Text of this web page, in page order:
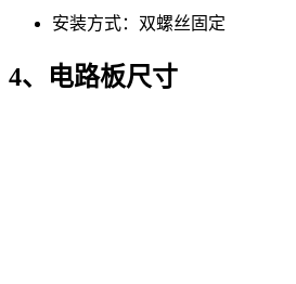
安装方式：双螺丝固定
4、电路板尺寸